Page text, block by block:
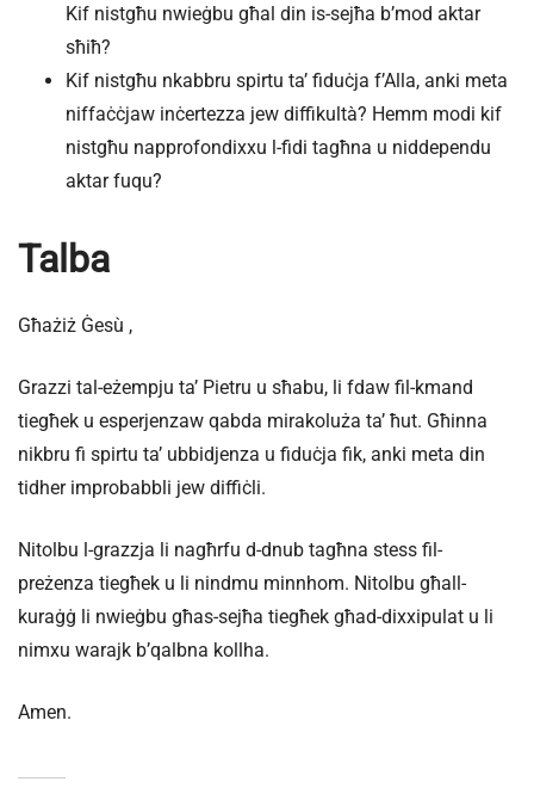
Kif nistgħu nwieġbu għal din is-sejħa b’mod aktar
sħiħ?
Kif nistgħu nkabbru spirtu taʼ fiduċja f’Alla, anki meta
niffaċċjaw inċertezza jew diffikultà? Hemm modi kif
nistgħu napprofondixxu l-fidi tagħna u niddependu
aktar fuqu?
Talba
Għażiż Ġesù ,
Grazzi tal-eżempju ta’ Pietru u sħabu, li fdaw fil-kmand
tiegħek u esperjenzaw qabda mirakoluża ta’ ħut. Għinna
nikbru fi spirtu taʼ ubbidjenza u fiduċja fik, anki meta din
tidher improbabbli jew diffiċli.
Nitolbu l-grazzja li nagħrfu d-dnub tagħna stess fil-
preżenza tiegħek u li nindmu minnhom. Nitolbu għall-
kuraġġ li nwieġbu għas-sejħa tiegħek għad-dixxipulat u li
nimxu warajk b’qalbna kollha.
Amen.